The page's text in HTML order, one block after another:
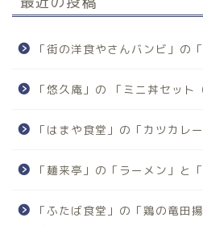
「街の洋食やさんバンビ」の「
「悠久庵」の 「ミニ丼セット
「はまや食堂」の「カツカレー
「麺来亭」の「ラーメン」と「
「ふたば食堂」の「鶏の竜田